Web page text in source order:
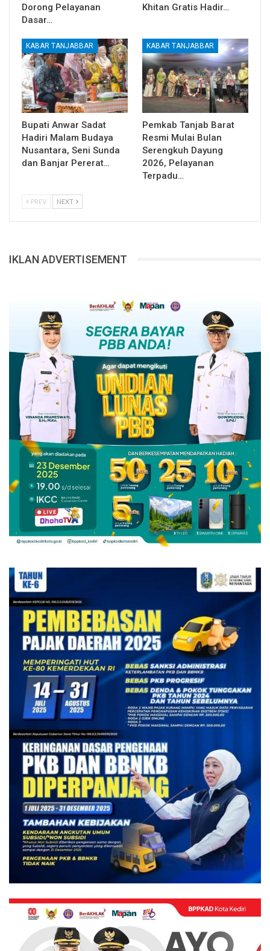
Dorong Pelayanan
Dasar…
Khitan Gratis Hadir…
KABAR TANJABBAR
Bupati Anwar Sadat
Hadiri Malam Budaya
Nusantara, Seni Sunda
dan Banjar Pererat…
KABAR TANJABBAR
Pemkab Tanjab Barat
Resmi Mulai Bulan
Serengkuh Dayung
2026, Pelayanan
Terpadu…
PREV NEXT
IKLAN ADVERTISEMENT